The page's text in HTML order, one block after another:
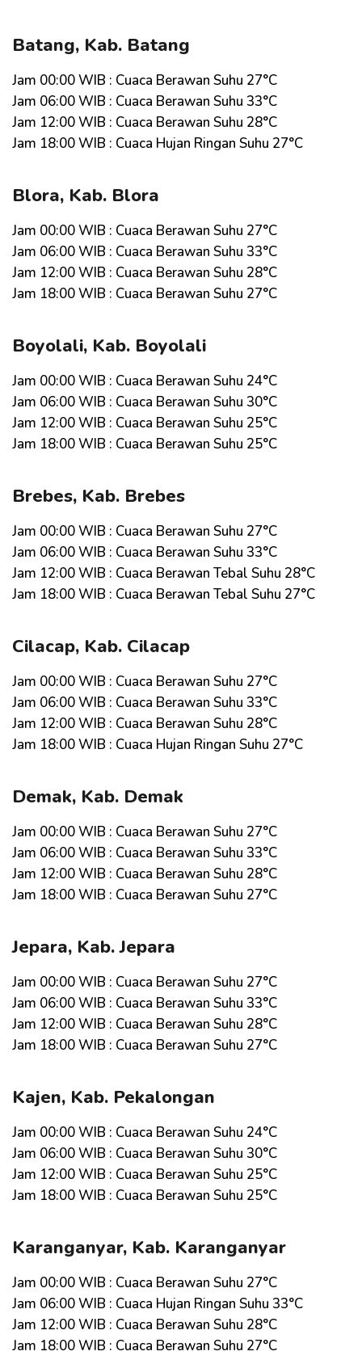
Batang, Kab. Batang
Jam 00:00 WIB : Cuaca Berawan Suhu 27°C
Jam 06:00 WIB : Cuaca Berawan Suhu 33°C
Jam 12:00 WIB : Cuaca Berawan Suhu 28°C
Jam 18:00 WIB : Cuaca Hujan Ringan Suhu 27°C
Blora, Kab. Blora
Jam 00:00 WIB : Cuaca Berawan Suhu 27°C
Jam 06:00 WIB : Cuaca Berawan Suhu 33°C
Jam 12:00 WIB : Cuaca Berawan Suhu 28°C
Jam 18:00 WIB : Cuaca Berawan Suhu 27°C
Boyolali, Kab. Boyolali
Jam 00:00 WIB : Cuaca Berawan Suhu 24°C
Jam 06:00 WIB : Cuaca Berawan Suhu 30°C
Jam 12:00 WIB : Cuaca Berawan Suhu 25°C
Jam 18:00 WIB : Cuaca Berawan Suhu 25°C
Brebes, Kab. Brebes
Jam 00:00 WIB : Cuaca Berawan Suhu 27°C
Jam 06:00 WIB : Cuaca Berawan Suhu 33°C
Jam 12:00 WIB : Cuaca Berawan Tebal Suhu 28°C
Jam 18:00 WIB : Cuaca Berawan Tebal Suhu 27°C
Cilacap, Kab. Cilacap
Jam 00:00 WIB : Cuaca Berawan Suhu 27°C
Jam 06:00 WIB : Cuaca Berawan Suhu 33°C
Jam 12:00 WIB : Cuaca Berawan Suhu 28°C
Jam 18:00 WIB : Cuaca Hujan Ringan Suhu 27°C
Demak, Kab. Demak
Jam 00:00 WIB : Cuaca Berawan Suhu 27°C
Jam 06:00 WIB : Cuaca Berawan Suhu 33°C
Jam 12:00 WIB : Cuaca Berawan Suhu 28°C
Jam 18:00 WIB : Cuaca Berawan Suhu 27°C
Jepara, Kab. Jepara
Jam 00:00 WIB : Cuaca Berawan Suhu 27°C
Jam 06:00 WIB : Cuaca Berawan Suhu 33°C
Jam 12:00 WIB : Cuaca Berawan Suhu 28°C
Jam 18:00 WIB : Cuaca Berawan Suhu 27°C
Kajen, Kab. Pekalongan
Jam 00:00 WIB : Cuaca Berawan Suhu 24°C
Jam 06:00 WIB : Cuaca Berawan Suhu 30°C
Jam 12:00 WIB : Cuaca Berawan Suhu 25°C
Jam 18:00 WIB : Cuaca Berawan Suhu 25°C
Karanganyar, Kab. Karanganyar
Jam 00:00 WIB : Cuaca Berawan Suhu 27°C
Jam 06:00 WIB : Cuaca Hujan Ringan Suhu 33°C
Jam 12:00 WIB : Cuaca Berawan Suhu 28°C
Jam 18:00 WIB : Cuaca Berawan Suhu 27°C